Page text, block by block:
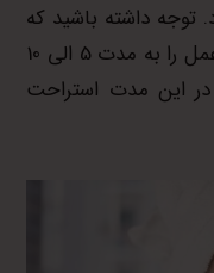
داشته باشید که
نیازی به پوشاندن بینی نیست. این عمل را به مدت 5 الی 10
این مدت استراحت